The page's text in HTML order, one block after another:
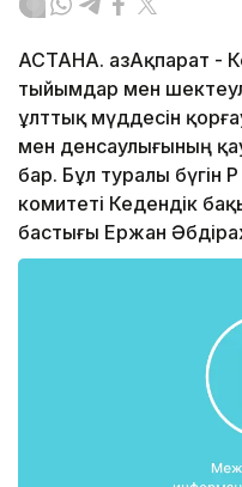
АСТАНА. ҚазАқпарат -
тыйымдар мен
ұлттық мүддесін
мен денсаулығының
бар. Бұл туралы бүгін
комитеті Кедендік
бастығы Ержан